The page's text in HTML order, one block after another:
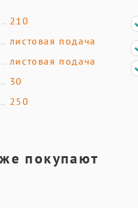
210
листовая подача
листовая подача
30
250
покупают